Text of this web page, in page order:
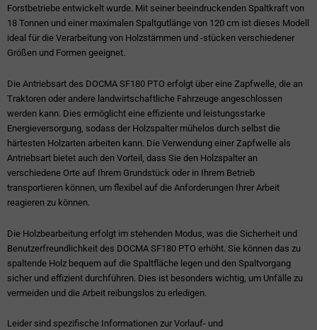
Forstbetriebe entwickelt wurde. Mit seiner beeindruckenden Spaltkraft von
18 Tonnen und einer maximalen Spaltgutlänge von 120 cm ist dieses Modell
ideal für die Verarbeitung von Holzstämmen und -stücken verschiedener
Größen und Formen geeignet.
Die Antriebsart des DOCMA SF180 PTO erfolgt über eine Zapfwelle, die an
Traktoren oder andere landwirtschaftliche Fahrzeuge angeschlossen
werden kann. Dies ermöglicht eine effiziente und leistungsstarke
Energieversorgung, sodass der Holzspalter mühelos durch selbst die
härtesten Holzarten arbeiten kann. Die Verwendung einer Zapfwelle als
Antriebsart bietet auch den Vorteil, dass Sie den Holzspalter an
verschiedene Orte auf Ihrem Grundstück oder in Ihrem Betrieb
transportieren können, um flexibel auf die Anforderungen Ihrer Arbeit
reagieren zu können.
Die Holzbearbeitung erfolgt im stehenden Modus, was die Sicherheit und
Benutzerfreundlichkeit des DOCMA SF180 PTO erhöht. Sie können das zu
spaltende Holz bequem auf die Spaltfläche legen und den Spaltvorgang
sicher und effizient durchführen. Dies ist besonders wichtig, um Unfälle zu
vermeiden und die Arbeit reibungslos zu erledigen.
Leider sind spezifische Informationen zur Vorlauf- und